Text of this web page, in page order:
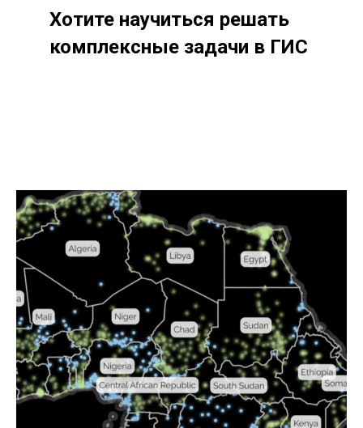
Хотите научиться решать
комплексные задачи в ГИС